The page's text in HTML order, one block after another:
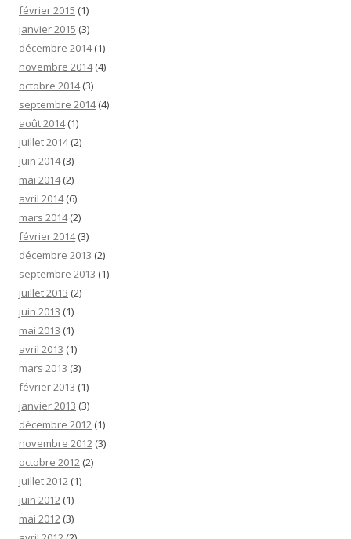
février 2015 (1)
janvier 2015 (3)
décembre 2014(1)
novembre 2014(4)
octobre 2014(3)
septembre 2014(4)
août 2014(1)
juillet 2014(2)
juin 2014(3)
mai 2014(2)
avril 2014(6)
mars 2014(2)
février 2014(3)
décembre 2013 (2)
septembre 2013 (1)
juillet 2013 (2)
juin 2013 (1)
mai 2013 (1)
avril 2013 (1)
mars 2013 (3)
février 2013 (1)
janvier 2013 (3)
décembre 2012 (1)
novembre 2012 (3)
octobre 2012 (2)
juillet 2012 (1)
juin 2012 (1)
mai 2012 (3)